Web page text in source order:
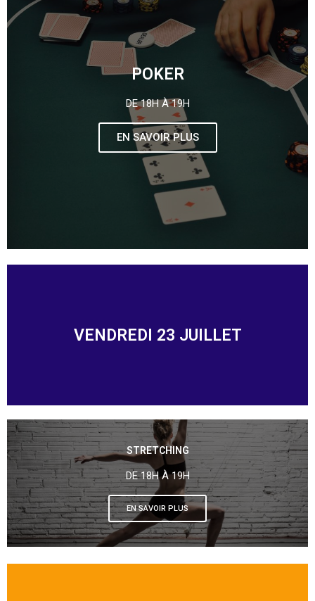
POKER
DE 18H À 19H
EN SAVOIR PLUS
VENDREDI 23 JUILLET
STRETCHING
DE 18H À 19H
EN SAVOIR PLUS